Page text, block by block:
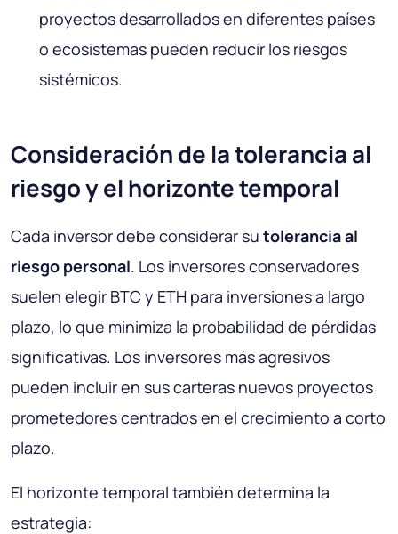
proyectos desarrollados en diferentes países
o ecosistemas pueden reducir los riesgos
sistémicos.
Consideración de la tolerancia al
riesgo y el horizonte temporal
Cada inversor debe considerar su tolerancia al
riesgo personal. Los inversores conservadores
suelen elegir BTC y ETH para inversiones a largo
plazo, lo que minimiza la probabilidad de pérdidas
significativas. Los inversores más agresivos
pueden incluir en sus carteras nuevos proyectos
prometedores centrados en el crecimiento a corto
plazo.
El horizonte temporal también determina la
estrategia: